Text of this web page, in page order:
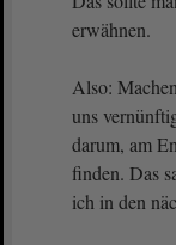
erwähnen.
Also:
uns
darum, am
finden. Das
ich in den